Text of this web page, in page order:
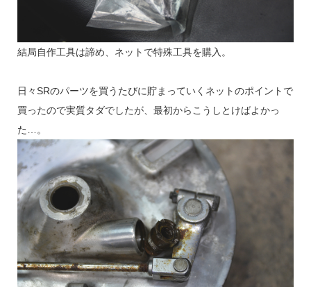
結局自作工具は諦め、ネットで特殊工具を購入。
日々SRのパーツを買うたびに貯まっていくネットのポイントで
買ったので実質タダでしたが、最初からこうしとけばよかっ
た…。